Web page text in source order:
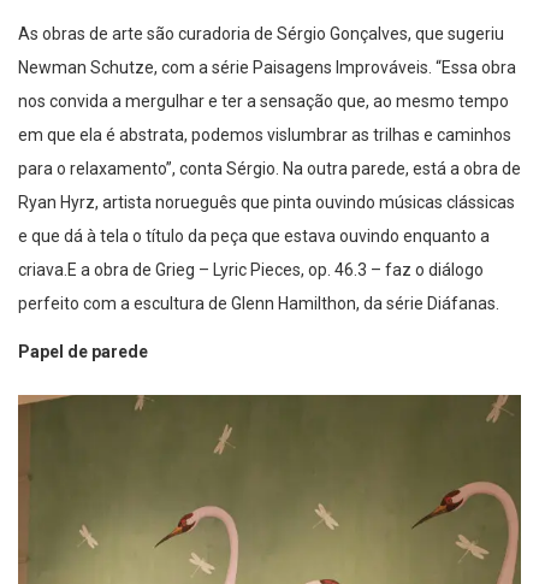
As obras de arte são curadoria de Sérgio Gonçalves, que sugeriu
Newman Schutze, com a série Paisagens Improváveis. “Essa obra
nos convida a mergulhar e ter a sensação que, ao mesmo tempo
em que ela é abstrata, podemos vislumbrar as trilhas e caminhos
para o relaxamento”, conta Sérgio. Na outra parede, está a obra de
Ryan Hyrz, artista norueguês que pinta ouvindo músicas clássicas
e que dá à tela o título da peça que estava ouvindo enquanto a
criava.E a obra de Grieg – Lyric Pieces, op. 46.3 – faz o diálogo
perfeito com a escultura de Glenn Hamilthon, da série Diáfanas.
Papel de parede